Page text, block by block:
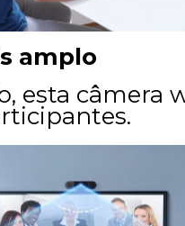
amplo
esta câmera